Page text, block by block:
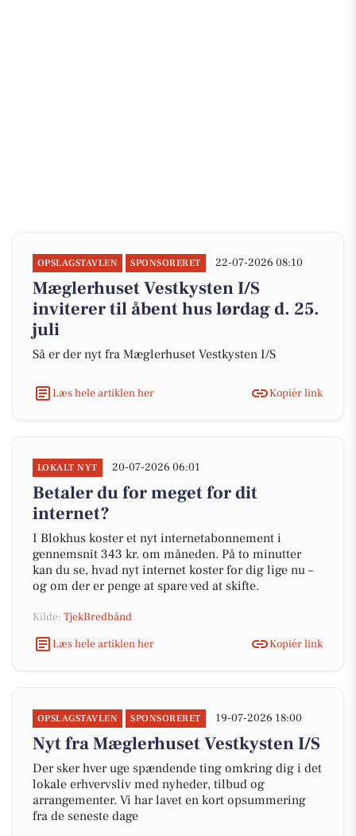
OPSLAGSTAVLEN SPONSORERET 22-07-2026 08:10
Mæglerhuset Vestkysten I/S
inviterer til åbent hus lørdag d. 25.
juli
Så er der nyt fra Mæglerhuset Vestkysten I/S
Læs hele artiklen her Kopiér link
LOKALT NYT 20-07-2026 06:01
Betaler du for meget for dit
internet?
I Blokhus koster et nyt internetabonnement i
gennemsnit 343 kr. om måneden. På to minutter
kan du se, hvad nyt internet koster for dig lige nu –
og om der er penge at spare ved at skifte.
Kilde: TjekBredbånd
Læs hele artiklen her
Kopiér link
OPSLAGSTAVLEN SPONSORERET 19-07-2026 18:00
Nyt fra Mæglerhuset Vestkysten I/S
Der sker hver uge spændende ting omkring dig i det
lokale erhvervsliv med nyheder, tilbud og
arrangementer. Vi har lavet en kort opsummering
fra de seneste dage